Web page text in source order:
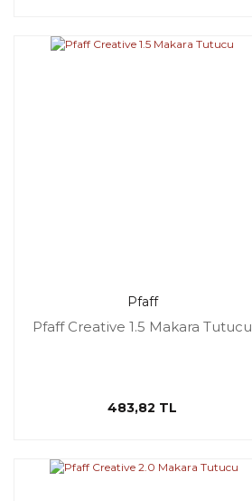
Pfaff
Pfaff Creative 1.5 Makara Tutucu
483,82 TL